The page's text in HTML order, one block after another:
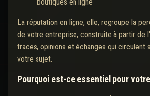
boutiques en ligne
La réputation en ligne, elle, regroupe la
de votre entreprise, construite à partir de
traces, opinions et échanges qui circulent
votre sujet.
Pourquoi est-ce essentiel pour